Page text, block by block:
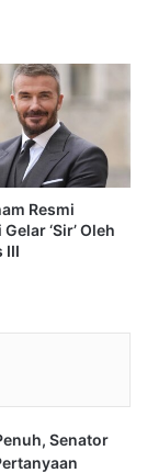
Resmi
‘Sir’ Oleh
III
Senator